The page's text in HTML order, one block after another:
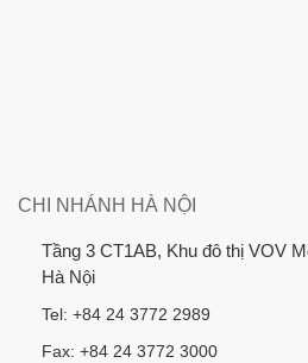
CHI NHÁNH HÀ NỘI
Tầng 3 CT1AB, Khu đô thị VOV
Hà Nội
Tel: +84 24 3772 2989
Fax: +84 24 3772 3000